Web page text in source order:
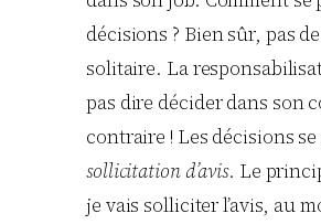
décisions ? Bien sûr, pas
solitaire. La
pas dire décider dans son
contraire ! Les décisions
sollicitation d’avis. Le
je vais solliciter l’avis, au